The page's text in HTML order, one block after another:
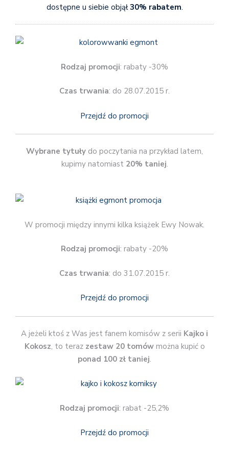
dostępne u siebie objął30% rabatem.
Rodzaj promocji: rabaty -30%
Czas trwania: do 28.07.2015 r.
Przejdź do promocji
Wybrane tytuły do poczytania na przykład latem,
kupimy natomiast 20% taniej.
W promocji między innymi kilka książek Ewy Nowak.
Rodzaj promocji: rabaty -20%
Czas trwania: do 31.07.2015 r.
Przejdź do promocji
A jeżeli ktoś z Was jest fanem komisów z serii Kajko i
Kokosz, to terazzestaw 20 tomówmożna kupić o
ponad 100 zł taniej.
Rodzaj promocji: rabat -25,2%
Przejdź do promocji